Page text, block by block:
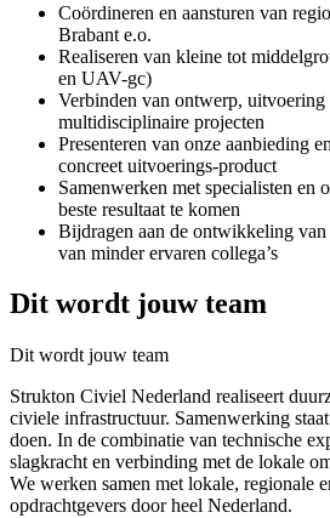
Coördineren en aansturen van
Brabant e.o.
Realiseren van kleine tot
en UAV-gc)
Verbinden van ontwerp, uitvoering
multidisciplinaire projecten
Presenteren van onze aanbieding
concreet uitvoerings-product
Samenwerken met specialisten en
beste resultaat te komen
Bijdragen aan de ontwikkeling van
van minder ervaren collega’s
Dit wordt jouw team
Dit wordt jouw team
Strukton Civiel Nederland realiseert
civiele infrastructuur. Samenwerking
doen. In de combinatie van technische
slagkracht en verbinding met de lokale
We werken samen met lokale, regionale
opdrachtgevers door heel Nederland.